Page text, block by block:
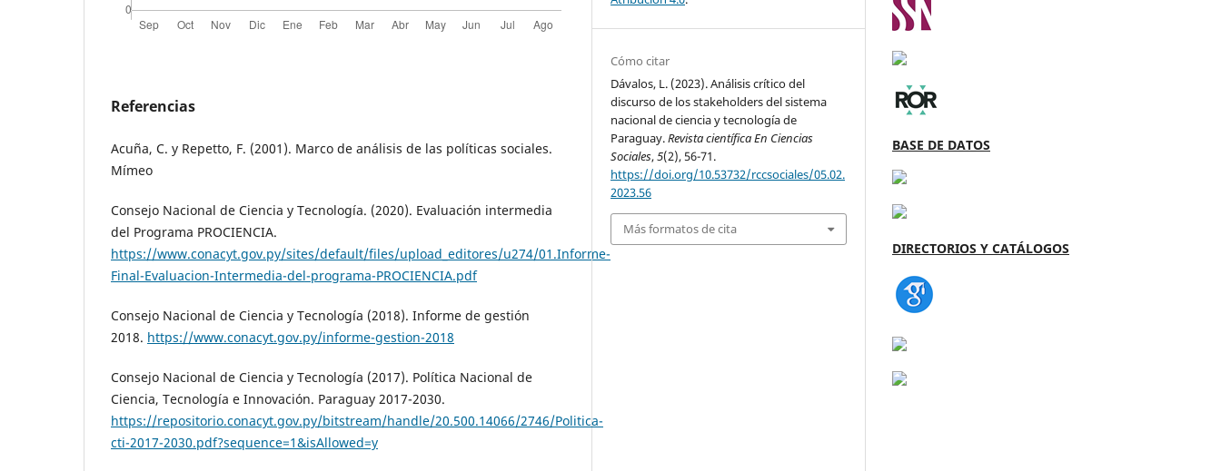
Referencias
Acuña, C. y Repetto, F. (2001). Marco de análisis de las políticas sociales.
Mímeo
Consejo Nacional de Ciencia y Tecnología. (2020). Evaluación intermedia
del Programa PROCIENCIA.
https://www.conacyt.gov.py/sites/default/files/upload_editores/u274/01.Informe-
Final-Evaluacion-Intermedia-del-programa-PROCIENCIA.pdf
Consejo Nacional de Ciencia y Tecnología (2018). Informe de gestión
2018. https://www.conacyt.gov.py/informe-gestion-2018
Consejo Nacional de Ciencia y Tecnología (2017). Política Nacional de
Ciencia, Tecnología e Innovación. Paraguay 2017-2030.
https://repositorio.conacyt.gov.py/bitstream/handle/20.500.14066/2746/Politica-
cti-2017-2030.pdf?sequence=1&isAllowed=y
Cómo citar
Dávalos, L. (2023). Análisis crítico del
discurso de los stakeholders del sistema
nacional de ciencia y tecnología de
Paraguay.Revista científica En Ciencias
Sociales,5(2), 56-71.
https://doi.org/10.53732/rccsociales/05.02.
2023.56
Más formatos de cita
BASE DE DATOS
DIRECTORIOS Y CATÁLOGOS